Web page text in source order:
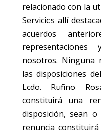
relacionado con la
Servicios allí
acuerdos
nosotros. Ninguna
las disposiciones
Lcdo. Rufino
constituirá una
disposición, sean
renuncia